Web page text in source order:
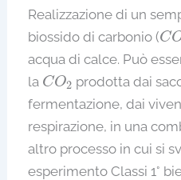
Realizzazione di un
biossido di carbonio (C
C
acqua di calce. Può
la CO2
CO2
prodotta dai
fermentazione, dai
respirazione, in una
altro processo in cui si
esperimento Classi 1°